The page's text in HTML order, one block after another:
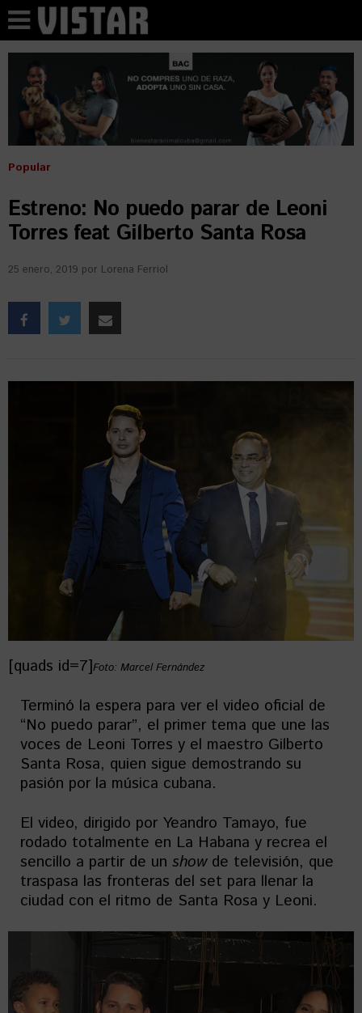
Popular
Estreno: No puedo parar de Leoni
Torres feat Gilberto Santa Rosa
25 enero, 2019 por Lorena Ferriol
[quads id=7]Foto: Marcel Fernández
Terminó la espera para ver el video oficial de
“No puedo parar”, el primer tema que une las
voces de Leoni Torres y el maestro Gilberto
Santa Rosa, quien sigue demostrando su
pasión por la música cubana.
El video, dirigido por Yeandro Tamayo, fue
rodado totalmente en La Habana y recrea el
sencillo a partir de un showde televisión, que
traspasa las fronteras del set para llenar la
ciudad con el ritmo de Santa Rosa y Leoni.